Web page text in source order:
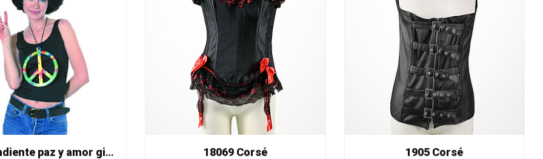
1780 Pendiente paz y amor gigante 18069 Corsé 1905 Corsé